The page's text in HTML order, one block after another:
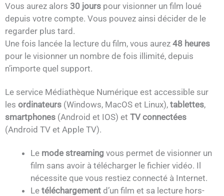
Vous aurez alors 30 jours pour visionner un film loué
depuis votre compte. Vous pouvez ainsi décider de le
regarder plus tard.
Une fois lancée la lecture du film, vous aurez 48 heures
pour le visionner un nombre de fois illimité, depuis
n’importe quel support.
Le service Médiathèque Numérique est accessible sur
les ordinateurs (Windows, MacOS et Linux), tablettes,
smartphones (Android et IOS) et TV connectées
(Android TV et Apple TV).
Le mode streaming vous permet de visionner un
film sans avoir à télécharger le fichier vidéo. Il
nécessite que vous restiez connecté à Internet.
Le téléchargement d’un film et sa lecture hors-